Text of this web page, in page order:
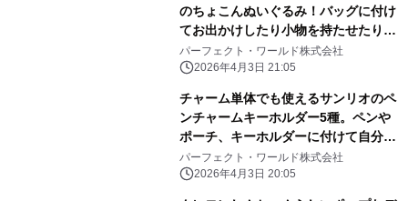
のちょこんぬいぐるみ！バッグに付け
てお出かけしたり小物を持たせたりと
自由に楽しめる！
パーフェクト・ワールド株式会社
2026年4月3日 21:05
チャーム単体でも使えるサンリオのペ
ンチャームキーホルダー5種。ペンや
ポーチ、キーホルダーに付けて自分だ
けのアレンジしよう
パーフェクト・ワールド株式会社
2026年4月3日 20:05